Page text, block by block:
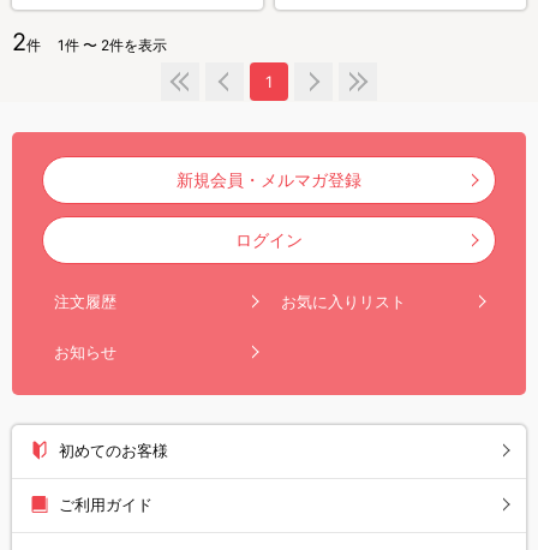
2件 1件 〜 2件を表示
1
新規会員・メルマガ登録
ログイン
注文履歴 お気に入りリスト
お知らせ
初めてのお客様
ご利用ガイド